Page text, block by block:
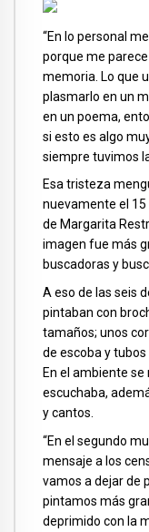
“En lo personal
porque me
memoria. Lo que
plasmarlo en un
en un poema,
si esto es algo
siempre tuvimos
Esa tristeza
nuevamente el 15
de Margarita
imagen fue más
buscadoras y
A eso de las seis
pintaban con
tamaños; unos
de escoba y
En el ambiente
escuchaba,
y cantos.
“En el segundo
mensaje a los
vamos a dejar de
pintamos más
deprimido con la